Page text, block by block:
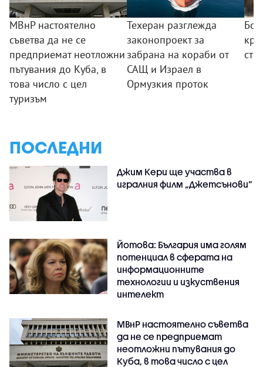
МВнР настоятелно
съветва да не се
предприемат неотложни
пътувания до Куба, в
това число с цел
туризъм
Техеран разглежда
законопроект за
забрана на кораби от
САЩ и Израел в
Ормузкия проток
ПОСЛЕДНИ
Джим Кери ще участва в
игралния филм „Джетсънови“
Йотова: България има голям
потенциал в сферата на
информационните
технологии и изкуствения
интелект
МВнР настоятелно съветва
да не се предприемат
неотложни пътувания до
Куба, в това число с цел